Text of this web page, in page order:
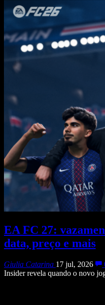
EA FC 27:
data, preço e mais
Giulia Catarina 17 jul, 2026
Insider revela quando o novo